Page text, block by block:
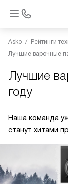
Asko
Рейтинги
Лучшие варочные
Лучшие
году
Наша команда
станут хитами